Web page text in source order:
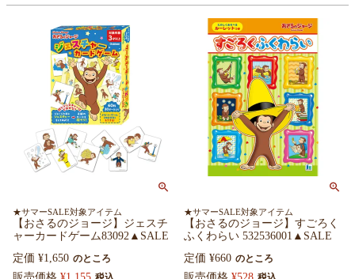
★サマーSALE対象アイテム
【おさるのジョージ】ジェスチ
ャーカードゲーム83092▲SALE
定価 ¥1,650 のところ
★サマーSALE対象アイテム
【おさるのジョージ】すごろく
ふくわらい 532536001▲SALE
定価 ¥660 のところ